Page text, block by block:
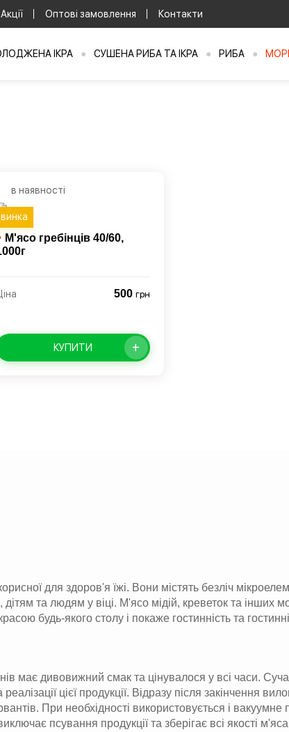
Акції Оптові замовлення Контакти
ІКРА ● СУШЕНА РИБА ТА ІКРА ● РИБА ●
в наявності
М'ясо гребінців 40/60,
500 грн
+
КУПИТИ
для здоров'я їжі. Вони містять безліч
та людям у віці. М'ясо мідій, креветок та інших
будь-якого столу і покаже гостинність та
має дивовижний смак та цінувалося у всі часи.
цієї продукції. Відразу після закінчення
При необхідності використовується і вакуумне
псування продукції та зберігає всі якості